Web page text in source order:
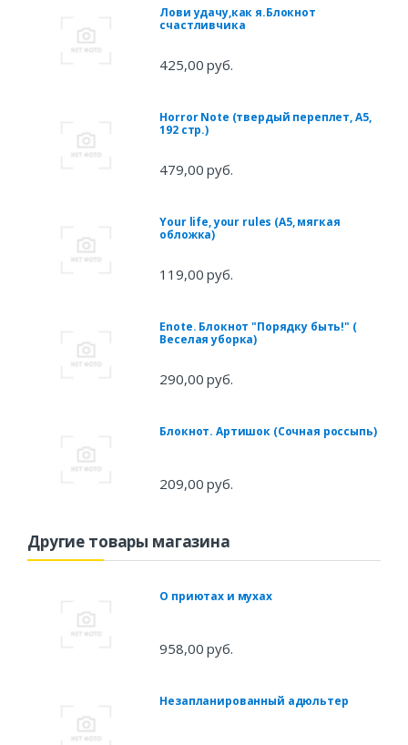
Лови удачу,как я.Блокнот
счастливчика
425,00 руб.
Horror Note (твердый переплет, A5,
192 стр.)
479,00 руб.
Your life, your rules (А5, мягкая
обложка)
119,00 руб.
Enote. Блокнот "Порядку быть!" (
Веселая уборка)
290,00 руб.
Блокнот. Артишок (Сочная россыпь)
209,00 руб.
Другие товары магазина
О приютах и мухах
958,00 руб.
Незапланированный адюльтер